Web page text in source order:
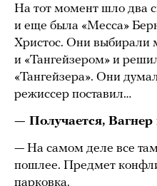
На тот момент шло два
и еще была «Месса»
Христос. Они выбирали
и «Тангейзером» и
«Тангейзера». Они
режиссер поставил…
— Получается, Вагнер
— На самом деле все
пошлее. Предмет
парковка.